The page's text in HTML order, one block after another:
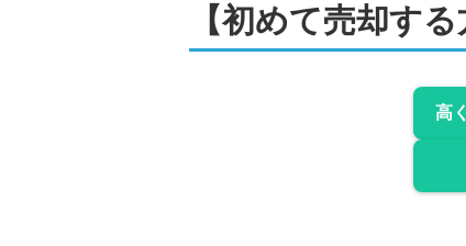
【初めて売却す
高